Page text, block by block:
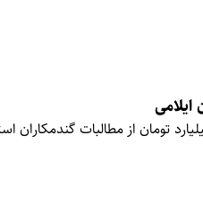
کشاورزی استان ایلام گفت: تاکنون ۳هزار میلیارد تومان از